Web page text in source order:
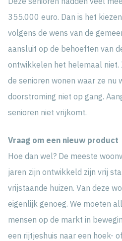
355.000 euro. Dan is het
volgens de wens van de
aansluit op de behoeften van
ontwikkelen het helemaal
de senioren wonen waar ze nu
doorstroming niet op gang.
senioren niet vrijkomt.
Vraag om een nieuw product
Hoe dan wel? De meeste
jaren zijn ontwikkeld zijn vrij
vrijstaande huizen. Van deze
eigenlijk genoeg. We moeten
mensen op de markt in
een rijtjeshuis naar een hoek-